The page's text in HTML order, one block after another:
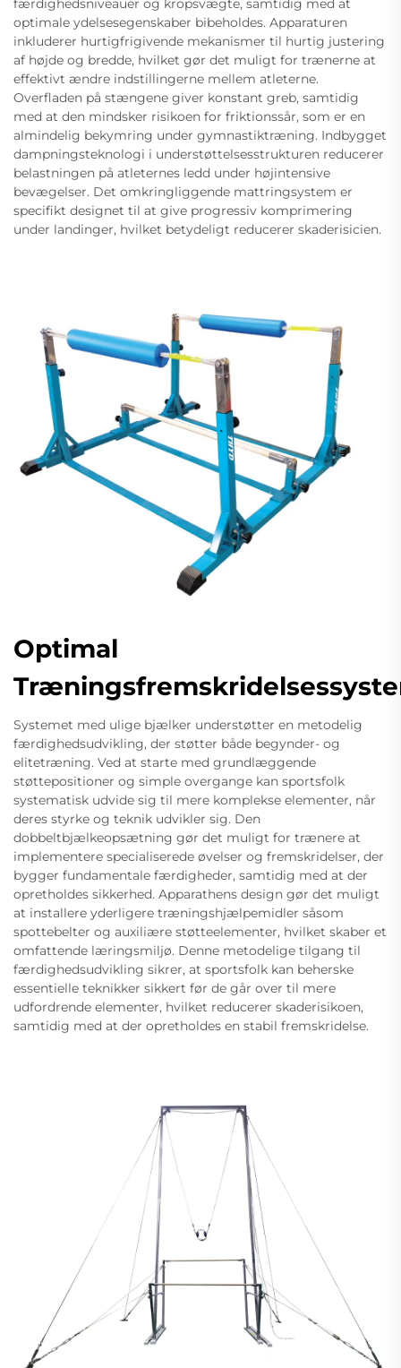
færdighedsniveauer og kropsvægte, samtidig med at
optimale ydelsesegenskaber bibeholdes. Apparaturen
inkluderer hurtigfrigivende mekanismer til hurtig justering
af højde og bredde, hvilket gør det muligt for trænerne at
effektivt ændre indstillingerne mellem atleterne.
Overfladen på stængene giver konstant greb, samtidig
med at den mindsker risikoen for friktionssår, som er en
almindelig bekymring under gymnastiktræning. Indbygget
dampningsteknologi i understøttelsesstrukturen reducerer
belastningen på atleternes ledd under højintensive
bevægelser. Det omkringliggende mattringsystem er
specifikt designet til at give progressiv komprimering
under landinger, hvilket betydeligt reducerer skaderisicien.
Optimal
Systemet med ulige bjælker understøtter en metodelig
færdighedsudvikling, der støtter både begynder- og
elitetræning. Ved at starte med grundlæggende
støttepositioner og simple overgange kan sportsfolk
systematisk udvide sig til mere komplekse elementer, når
deres styrke og teknik udvikler sig. Den
dobbeltbjælkeopsætning gør det muligt for trænere at
implementere specialiserede øvelser og fremskridelser, der
bygger fundamentale færdigheder, samtidig med at der
opretholdes sikkerhed. Apparathens design gør det muligt
at installere yderligere træningshjælpemidler såsom
spottebelter og auxiliære støtteelementer, hvilket skaber et
omfattende læringsmiljø. Denne metodelige tilgang til
færdighedsudvikling sikrer, at sportsfolk kan beherske
essentielle teknikker sikkert før de går over til mere
udfordrende elementer, hvilket reducerer skaderisikoen,
samtidig med at der opretholdes en stabil fremskridelse.